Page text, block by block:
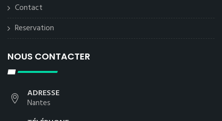
Contact
Reservation
NOUS CONTACTER
ADRESSE
Nantes